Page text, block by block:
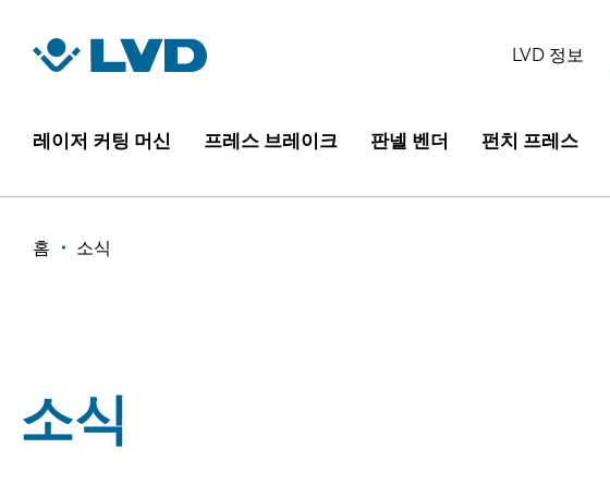
건
LVD 정보
레이저 커팅 머신 프레스 브레이크 판넬 벤더 펀치 프레스
이
로
홈 소식
소식